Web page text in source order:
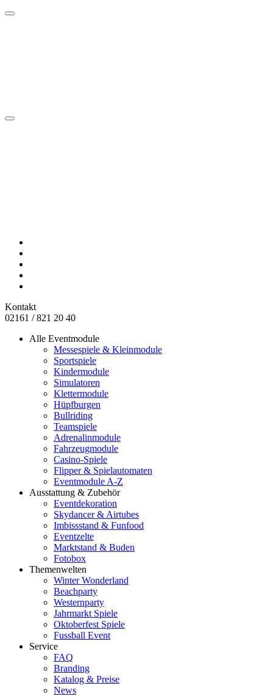
Kontakt
02161 / 821 20 40
Alle Eventmodule
Messespiele & Kleinmodule
Sportspiele
Kindermodule
Simulatoren
Klettermodule
Hüpfburgen
Bullriding
Teamspiele
Adrenalinmodule
Fahrzeugmodule
Casino-Spiele
Flipper & Spielautomaten
Eventmodule A-Z
Ausstattung & Zubehör
Eventdekoration
Skydancer & Airtubes
Imbissstand & Funfood
Eventzelte
Marktstand & Buden
Fotobox
Themenwelten
Winter Wonderland
Beachparty
Westernparty
Jahrmarkt Spiele
Oktoberfest Spiele
Fussball Event
Service
FAQ
Branding
Katalog & Preise
News